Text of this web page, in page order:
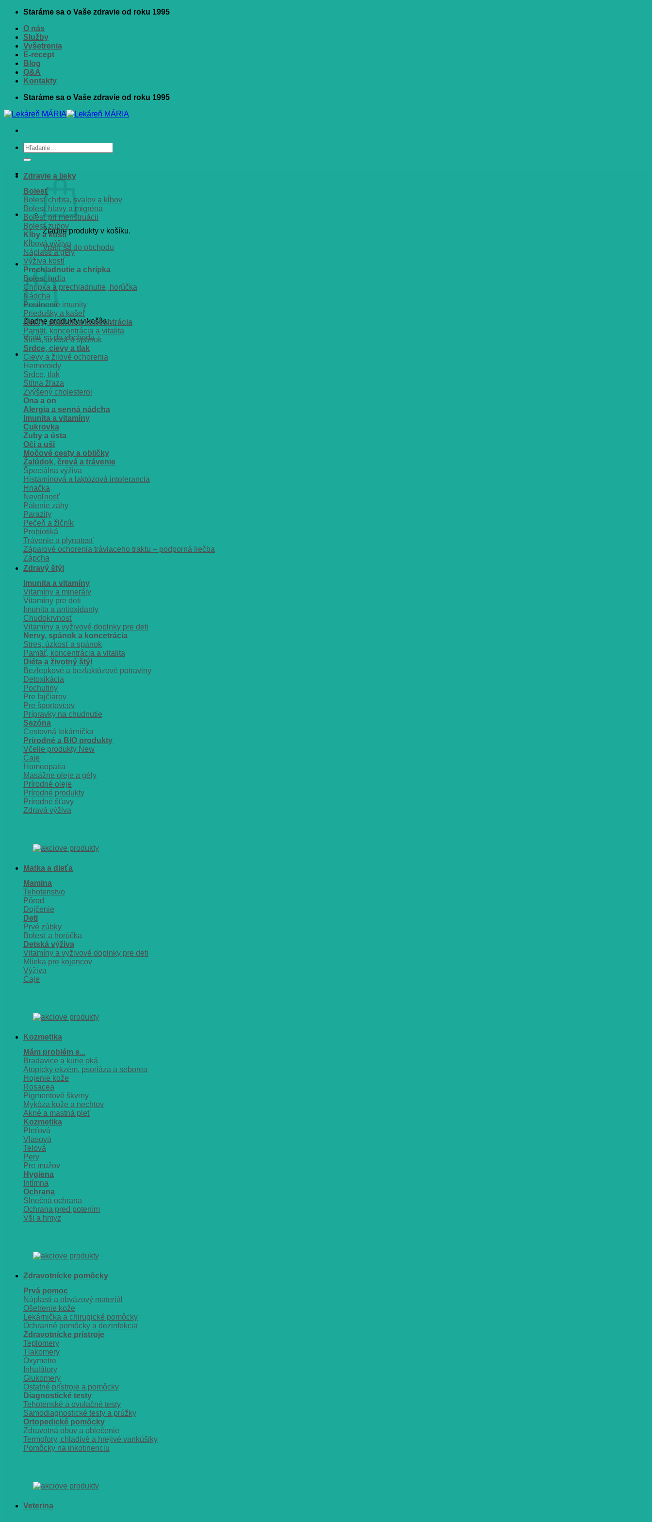
Skip
content
Staráme sa o Vaše zdravie od roku 1995
O nás
Služby
Vyšetrenia
E-recept
Blog
Q&A
Kontakty
Staráme sa o Vaše zdravie od roku 1995
Hľadať:
Žiadne produkty v košíku.
Vrátiť sa do obchodu
Košík
Žiadne produkty v košíku.
Vrátiť sa do obchodu
Zdravie a lieky
Bolesť
Bolesť chrbta, svalov a kĺbov
Bolesť hlavy a migréna
Bolesť pri menštruácii
Bolesť zubov
Kĺby a kosti
Kĺbová výživa
Náplasti a gély
Výživa kostí
Prechladnutie a chrípka
Bolesť hrdla
Chrípka a prechladnutie, horúčka
Nádcha
Posilnenie imunity
Priedušky a kašeľ
Nervy, spánok a koncentrácia
Pamät, koncentrácia a vitalita
Stres, úzkosť a spánok
Srdce, cievy a tlak
Cievy a žilové ochorenia
Hemoroidy
Srdce, tlak
Štítna žľaza
Zvýšený cholesterol
Ona a on
Alergia a senná nádcha
Imunita a vitamíny
Cukrovka
Zuby a ústa
Oči a uši
Močové cesty a obličky
Žalúdok, črevá a trávenie
Špeciálna výživa
Histamínová a laktózová intolerancia
Hnačka
Nevoľnosť
Pálenie záhy
Parazity
Pečeň a žlčník
Probiotiká
Trávenie a plynatosť
Zápalové ochorenia tráviaceho traktu – podporná liečba
Zápcha
Zdravý štýl
Imunita a vitamíny
Vitamíny a minerály
Vitamíny pre deti
Imunita a antioxidanty
Chudokrvnosť
Vitamíny a vyživové doplnky pre deti
Nervy, spánok a koncetrácia
Stres, úzkosť a spánok
Pamäť, koncentrácia a vitalita
Diéta a životný štýl
Bezlepkové a bezlaktózové potraviny
Detoxikácia
Pochutiny
Pre fajčiarov
Pre športovcov
Prípravky na chudnutie
Sezóna
Cestovná lekárnička
Prírodné a BIO produkty
Včelie produkty
Čaje
Homeopatia
Masážne oleje a gély
Prírodné oleje
Prírodné produkty
Prírodné šťavy
Zdravá výživa
Matka a dieťa
Mamina
Tehotenstvo
Pôrod
Dojčenie
Deti
Prvé zúbky
Bolesť a horúčka
Detská výživa
Vitamíny a vyživové doplnky pre deti
Mlieka pre kojencov
Výživa
Čaje
Kozmetika
Mám problém s...
Bradavice a kurie oká
Atopický ekzém, psoriáza a seborea
Hojenie kože
Rosacea
Pigmentové škvrny
Mykóza kože a nechtov
Akné a mastná pleť
Kozmetika
Pleťová
Vlasová
Telová
Pery
Pre mužov
Hygiena
Intímna
Ochrana
Slnečná ochrana
Ochrana pred potením
Vši a hmyz
Zdravotnícke pomôcky
Prvá pomoc
Náplasti a obväzový materiál
Ošetrenie kože
Lekárnička a chirugické pomôcky
Ochranné pomôcky a dezinfekcia
Zdravotnícke prístroje
Teplomery
Tlakomery
Oxymetre
Inhalátory
Glukomery
Ostatné prístroje a pomôcky
Diagnostické testy
Tehotenské a ovulačné testy
Samodiagnostické testy a prúžky
Ortopedické pomôcky
Zdravotná obuv a oblečenie
Termofory, chladivé a hrejivé vankúšiky
Pomôcky na inkotinenciu
Veterina